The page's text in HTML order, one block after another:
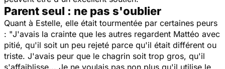
Parent seul : ne pas s'oublier
Quant à Estelle, elle était tourmentée par certaines peurs
: "J'avais la crainte que les autres regardent Mattéo avec
pitié, qu'il soit un peu rejeté parce qu'il était différent ou
triste. J'avais peur que le chagrin soit trop gros, qu'il
s'affaiblisse... Je ne voulais pas non plus qu'il utilise le